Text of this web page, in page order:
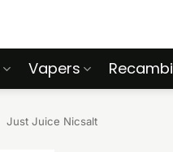
Vapers
Just Juice Nicsalt